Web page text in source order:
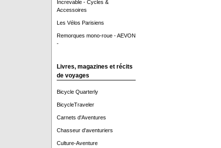
Increvable - Cycles &
Accessoires
Les Vélos Parisiens
Remorques mono-roue - AEVON
-
Livres, magazines et récits
de voyages
Bicycle Quarterly
BicycleTraveler
Carnets d'Aventures
Chasseur d'aventuriers
Culture-Aventure